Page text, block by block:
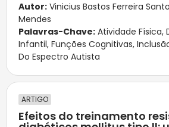
Autor: Vinicius Bastos Ferreira
Mendes
Palavras-Chave: Atividade Física,
Infantil, Funções Cognitivas,
Do Espectro Autista
ARTIGO
Efeitos do treinamento